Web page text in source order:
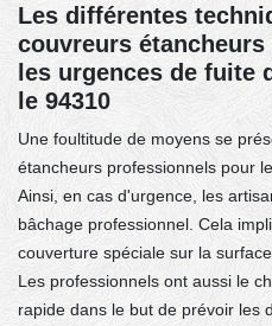
Les différentes
couvreurs
les urgences de fuite
le 94310
Une foultitude de moyens se
étancheurs professionnels pour
Ainsi, en cas d'urgence, les
bâchage professionnel. Cela
couverture spéciale sur la
Les professionnels ont aussi le
rapide dans le but de prévoir les